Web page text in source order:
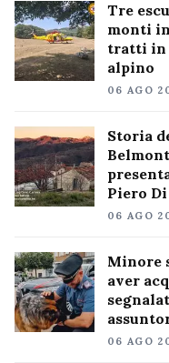
Tre
monti
tratti in
alpino
06 AGO
Storia
Piero
06 AGO
Minore
aver
06 AGO